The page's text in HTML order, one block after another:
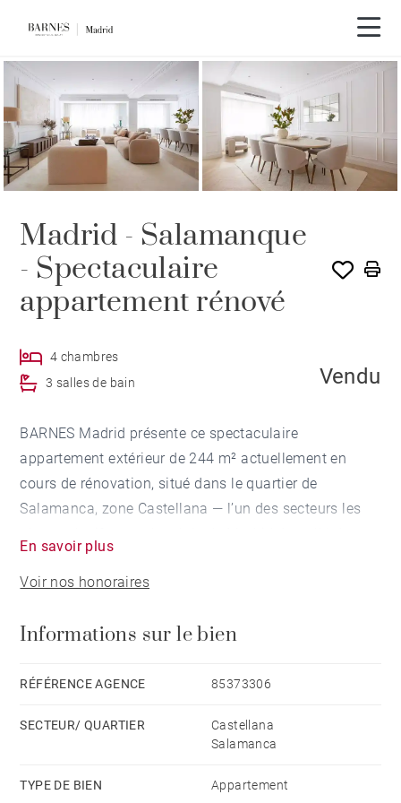
VENDU PAR BARNES
Madrid - Salamanque
- Spectaculaire
appartement rénové
4 chambres
3 salles de bain
Vendu
BARNES Madrid présente ce spectaculaire
appartement extérieur de 244 m² actuellement en
cours de rénovation, situé dans le quartier de
Salamanca, zone Castellana — l’un des secteurs les
un immeuble représentatif construit en 1960, l’édifice
bénéficie d’un service de conciergerie garantissant
design contemporain, luminosité et générosité des
résidence de luxe personnalisée au cœur de la
fonctionnalité et intimité, avec une séparation claire
En savoir plus
Voir nos honoraires
Informations sur le bien
RÉFÉRENCE AGENCE 85373306
SECTEUR/ QUARTIER
Castellana
Salamanca
TYPE DE BIEN Appartement